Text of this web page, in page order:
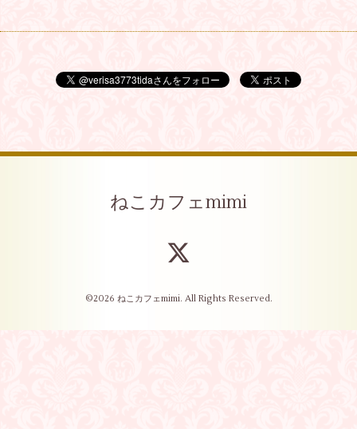
ねこカフェmimi
©2026 ねこカフェmimi. All Rights Reserved.